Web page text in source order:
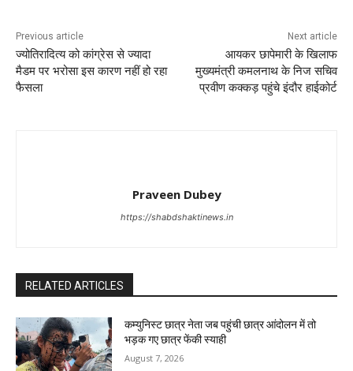
Previous article
ज्योतिरादित्य को कांग्रेस से ज्यादा
मैडम पर भरोसा इस कारण नहीं हो रहा
फैसला
Next article
आयकर छापेमारी के खिलाफ
मुख्यमंत्री कमलनाथ के निज सचिव
प्रवीण कक्कड़ पहुंचे इंदौर हाईकोर्ट
Praveen Dubey
https://shabdshaktinews.in
RELATED ARTICLES
कम्युनिस्ट छात्र नेता जब पहुंची छात्र आंदोलन में तो
भड़क गए छात्र फेंकी स्याही
August 7, 2026